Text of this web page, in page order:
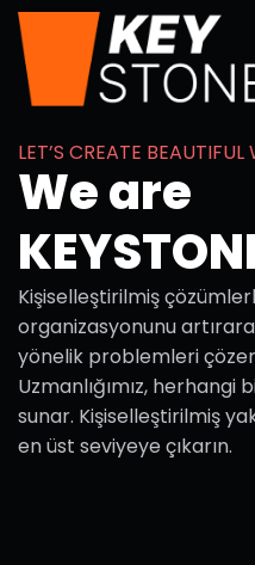
LET’S CREATE BEAUTIFUL
Weare
KEYSTON
Kişiselleştirilmiş
organizasyonunu
yönelik problemleri
Uzmanlığımız,
sunar. Kişiselleştirilmiş
en üst seviyeye çıkarın.